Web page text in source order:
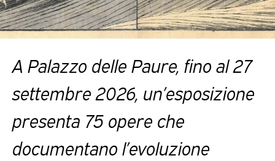
A Palazzo delle Paure, fino al 27
settembre 2026, un’esposizione
presenta 75 opere che
documentano l’evoluzione